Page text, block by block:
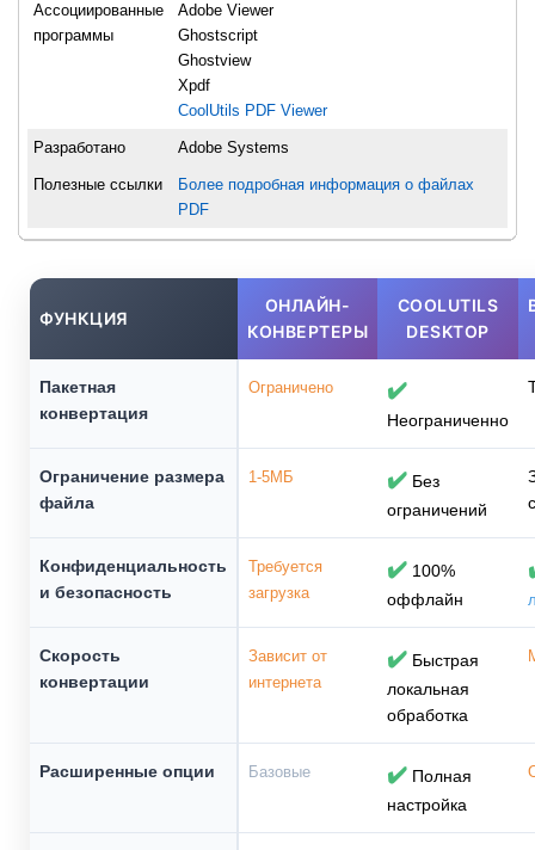
Ассоциированные
программы
Adobe Viewer
Ghostscript
Ghostview
Xpdf
CoolUtils PDF Viewer
Разработано Adobe Systems
Полезные ссылки
Более подробная информация о файлах
PDF
ФУНКЦИЯ
ОНЛАЙН-
КОНВЕРТЕРЫ
COOLUTILS
DESKTOP
Пакетная
конвертация
Ограничено ✔️
Неограниченно
Ограничение размера
файла
1-5МБ ✔️ Без
ограничений
Конфиденциальность
и безопасность
Требуется
загрузка
✔️ 100%
оффлайн
Скорость
конвертации
Зависит от
интернета
✔️ Быстрая
локальная
обработка
Расширенные опции Базовые ✔️ Полная
настройка